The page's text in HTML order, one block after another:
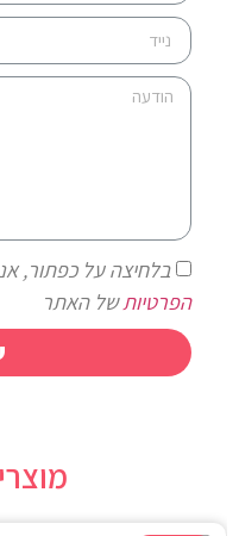
בלחיצה על כפתור,
הפרטיותשל האתר